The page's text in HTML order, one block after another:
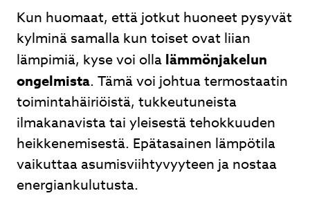
Kun huomaat, että jotkut huoneet pysyvät
kylminä samalla kun toiset ovat liian
lämpimiä, kyse voi olla lämmönjakelun
ongelmista. Tämä voi johtua termostaatin
toimintahäiriöistä, tukkeutuneista
ilmakanavista tai yleisestä tehokkuuden
heikkenemisestä. Epätasainen lämpötila
vaikuttaa asumisviihtyvyyteen ja nostaa
energiankulutusta.